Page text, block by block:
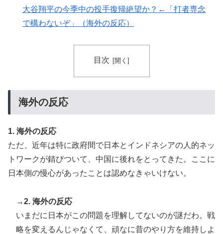
海外「素晴らしい！」日本が買収したUSスチール驚異
の大復活に米国人が大喜び
由がこちら…」→「昔から日本は愛されてた…（ﾌﾞﾙﾌﾞ
【海外の反応】中国がAI開発の主導権を握りつつあるよ
な」「自動車産業と同じ道を歩んでる気がする」
大谷翔平の今季中の投手復帰絶望か？←「打者専念
で構わないぞ」（海外の反応）
目次
海外の反応
1. 海外の反応
ただ、近年は特に政府間で日本とインドネシアの人的ネッ
トワークが錆びついて、中国に後れをとってきた。ここに
日本側の慢心があったことは認めなきゃいけない。
→2. 海外の反応
いまだに日本がこの問題を理解してないのが謎だわ。戦
略を変えるんじゃなくて、頑なに昔のやり方を維持しよ